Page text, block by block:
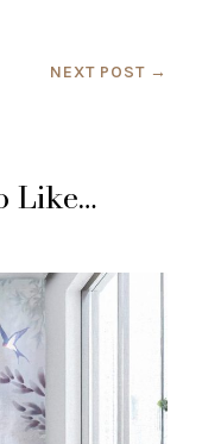
NEXT POST →
Like…